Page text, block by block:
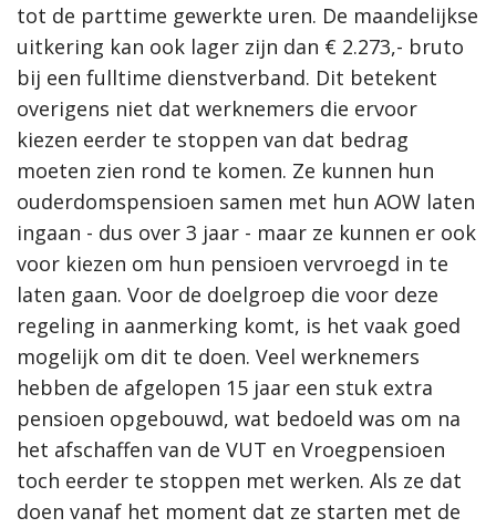
tot de parttime gewerkte uren. De maandelijkse
uitkering kan ook lager zijn dan € 2.273,- bruto
bij een fulltime dienstverband. Dit betekent
overigens niet dat werknemers die ervoor
kiezen eerder te stoppen van dat bedrag
moeten zien rond te komen. Ze kunnen hun
ouderdomspensioen samen met hun AOW laten
ingaan - dus over 3 jaar - maar ze kunnen er ook
voor kiezen om hun pensioen vervroegd in te
laten gaan. Voor de doelgroep die voor deze
regeling in aanmerking komt, is het vaak goed
mogelijk om dit te doen. Veel werknemers
hebben de afgelopen 15 jaar een stuk extra
pensioen opgebouwd, wat bedoeld was om na
het afschaffen van de VUT en Vroegpensioen
toch eerder te stoppen met werken. Als ze dat
doen vanaf het moment dat ze starten met de